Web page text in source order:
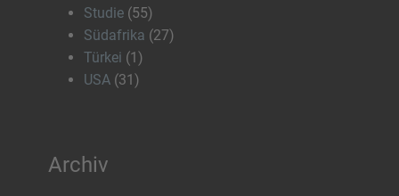
Studie (55)
Südafrika (27)
Türkei (1)
USA (31)
Archiv